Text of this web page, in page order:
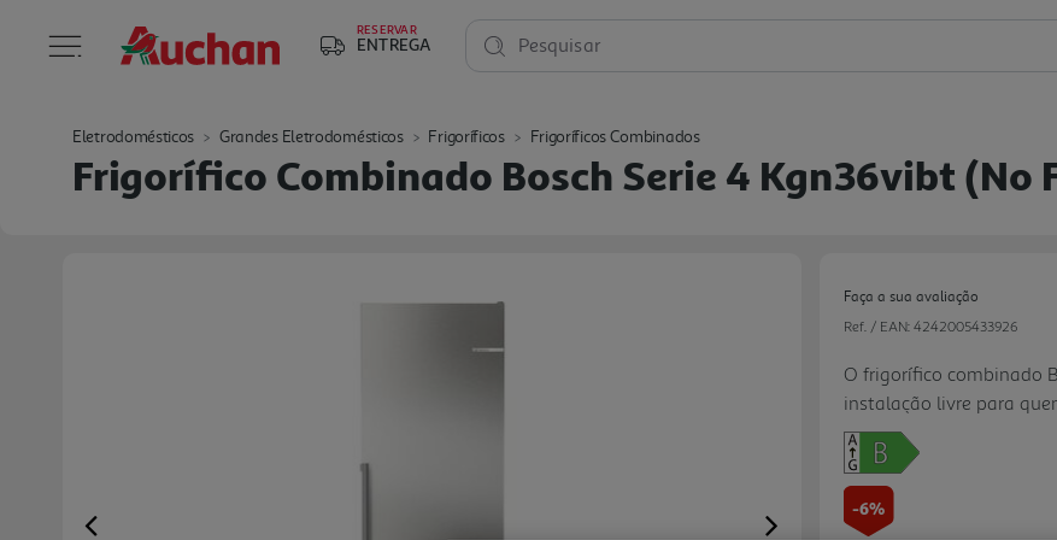
RESERVAR
ENTREGA Pesquisar
Eletrodomésticos Grandes Eletrodomésticos Frigoríficos Frigoríficos Combinados
Frigorífico Combinado Bosch Serie 4 Kgn36vibt (no
Faça a sua avaliação
Ref. / EAN: 4242005433926
O frigorífico combinado
instalação livre para
numa cozinha moderna.
antidedadas, oferece
frigorífico e 103 litros no
a acumulação de gelo,
-6%